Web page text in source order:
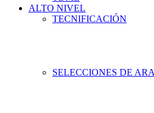
ALTO NIVEL
TECNIFICACIÓN
SELECCIONES DE